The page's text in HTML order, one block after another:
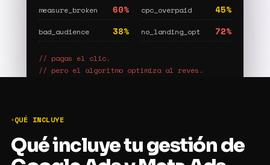
measure_broken 60% cpc_overpaid 45%
bad_audience 38% no_landing_opt 72%
// pagas el clic.
// pero el algoritmo optimiza al revés.
QUÉ INCLUYE
Qué incluye tu gestión de